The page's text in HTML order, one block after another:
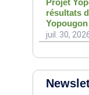
résultats
Yopougon
juil. 30,